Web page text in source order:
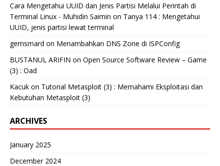
Cara Mengetahui UUID dan Jenis Partisi Melalui Perintah di
Terminal Linux - Muhidin Saimin on Tanya 114 : Mengetahui
UUID, jenis partisi lewat terminal
gemsmard on Menambahkan DNS Zone di ISPConfig
BUSTANUL ARIFIN on Open Source Software Review – Game
(3) : Oad
Kacuk on Tutorial Metasploit (3) : Memahami Eksploitasi dan
Kebutuhan Metasploit (3)
ARCHIVES
January 2025
December 2024